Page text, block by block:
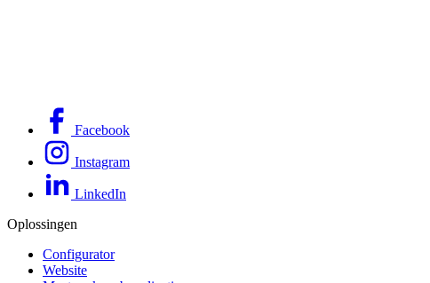
Facebook
Instagram
LinkedIn
Oplossingen
Configurator
Website